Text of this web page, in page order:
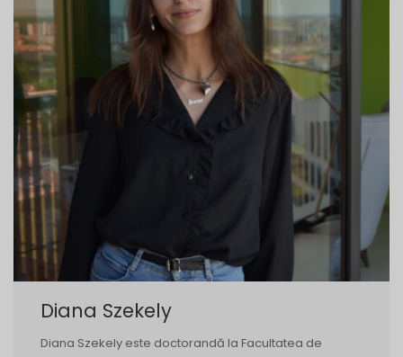
Diana Szekely
Diana Szekely este doctorandă la Facultatea de